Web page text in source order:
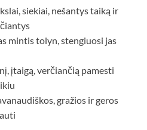
siekiai, nešantys taiką ir
mintis tolyn, stengiuosi jas
įtaigą, verčiančią pamesti
gražios ir geros